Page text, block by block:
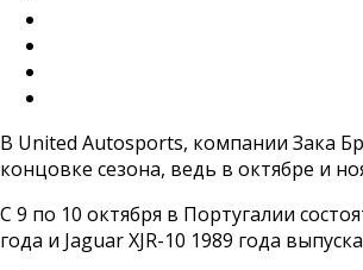
В United Autosports, компании Зака
концовке сезона, ведь в октябре и
С 9 по 10 октября в Португалии
года и Jaguar XJR-10 1989 года